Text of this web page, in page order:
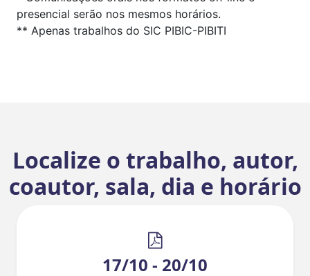
presencial serão nos mesmos horários.
** Apenas trabalhos do SIC PIBIC-PIBITI
Localize o trabalho, autor,
coautor, sala, dia e horário
17/10 - 20/10